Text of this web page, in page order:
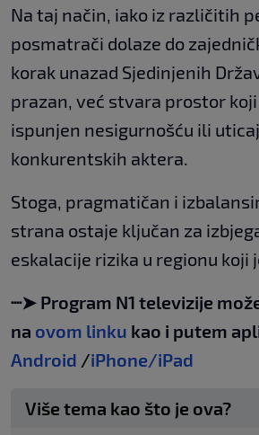
Na taj način, iako iz različitih
posmatrači dolaze do
korak unazad Sjedinjenih
prazan, već stvara prostor
ispunjen nesigurnošću ili
konkurentskih aktera.
Stoga, pragmatičan i
strana ostaje ključan za
eskalacije rizika u regionu koji
┈➤ Program N1 televizije
na ovom linku kao i putem
Android /iPhone/iPad
Više tema kao što je ova?